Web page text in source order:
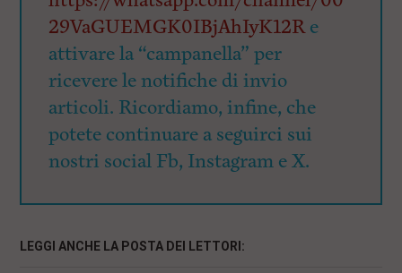
29VaGUEMGK0IBjAhIyK12Re
attivare la “campanella” per
ricevere le notifiche di invio
articoli. Ricordiamo, infine, che
potete continuare a seguirci sui
nostri social Fb, Instagram e X.
LEGGI ANCHE LA POSTA DEI LETTORI: